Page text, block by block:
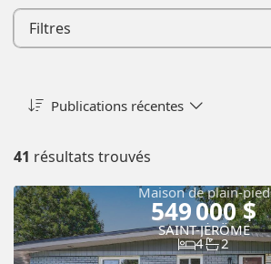
Filtres
Publications récentes
41 résultats trouvés
Maison de plain-pied
549 000 $
SAINT-JÉRÔME
4 2